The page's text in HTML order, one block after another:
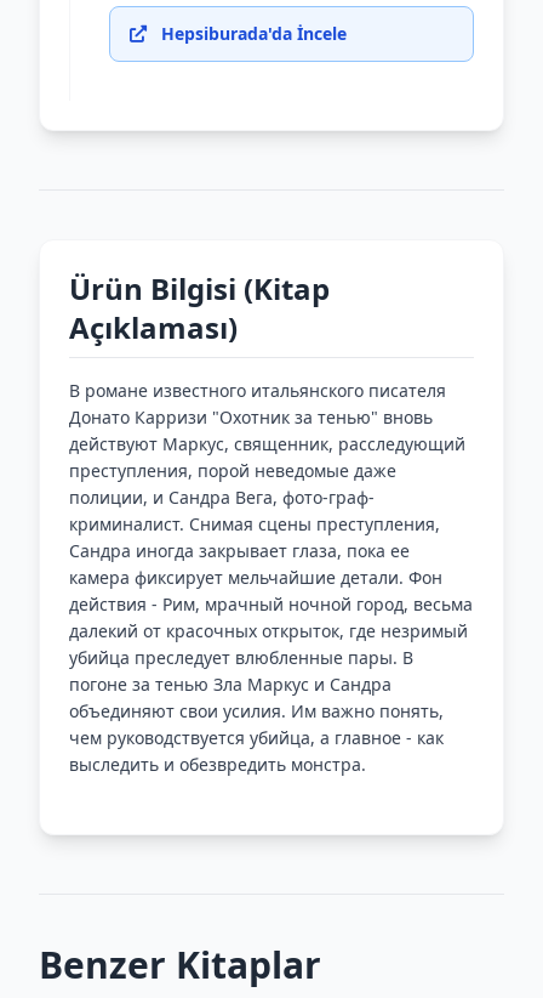
Hepsiburada'da İncele
Ürün Bilgisi (Kitap
Açıklaması)
В романе известного итальянского писателя
Донато Карризи "Охотник за тенью" вновь
действуют Маркус, священник, расследующий
преступления, порой неведомые даже
полиции, и Сандра Вега, фото-граф-
криминалист. Снимая сцены преступления,
Сандра иногда закрывает глаза, пока ее
камера фиксирует мельчайшие детали. Фон
действия - Рим, мрачный ночной город, весьма
далекий от красочных открыток, где незримый
убийца преследует влюбленные пары. В
погоне за тенью Зла Маркус и Сандра
объединяют свои усилия. Им важно понять,
чем руководствуется убийца, а главное - как
выследить и обезвредить монстра.
Benzer Kitaplar